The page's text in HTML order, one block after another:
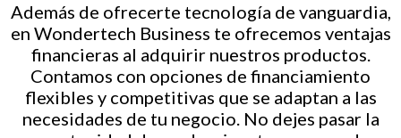
Además de ofrecerte tecnología de vanguardia,
en Wondertech Business te ofrecemos ventajas
financieras al adquirir nuestros productos.
Contamos con opciones de financiamiento
flexibles y competitivas que se adaptan a las
necesidades de tu negocio. No dejes pasar la